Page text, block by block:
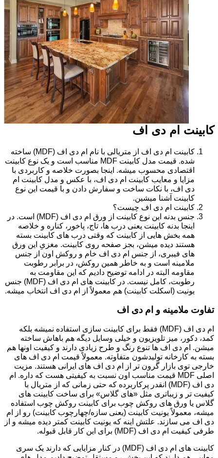
کابینت ام دی اف
کابینت ام دی اف از متریالی با نام ام دی اف (MDF) ساخته
شده. قیمت مدل کابینت MDF مناسب است و یک نوع کابینت
اقتصادی محسوب میشه. اینجا بصورت خلاصه و کاربردی با
مزایا و معایب کابینت ام دی اف، با عکس و مدل کابینت ام
دی اف، با نکات ساخت و سفارش دادن و با قیمت این نوع
کابینت آشنا میشین.
کابینت ام دی اف چیست؟
جنس بدنه این نوع کابینت از ورق ام دی اف (MDF) است. در
اینجا بدنه کابینت یعنی درب ها، تاج، پاخور، کناره و خلاصه
همه بخش هایی از کابینت که وقتی درب های کابینت بسته
هستند دیده میشن، بجز صفحه روی کابینت. مغزیِ این ورق
های فیبری، از جنس ام دی اف خام و روکش اون از جنس
ملامینه است و به خاطر همین روکش، در برابر رطوبت
مقاومه البته در ادامه توضیح دادیم که این مقاومت به
رطوبت، کامل نیست. در کابینت های ام دی اف (MDF) جنس
یونیت (اسکلت کابینت) هم معمولاً از ام دی اف انتخاب میشه.
تفاوت ملامینه و ام دی اف
ام دی اف (MDF) فقط برای کابینت سازی استفاده نمیشه بلکه
کمد، دکور، میز تلویزیون و خیلی وسایل دیگه هم باهاش ساخته
میشن. ام دی اف ها تنوع رنگ و طرح زیادی دارند و کیفیت اونها هم
بسته به کارخانه تولیدشون متفاوته. معمولاً قیمت ام دی اف های
خارجی توی بازار گرون تر از ام دی اف های ایرانی هستند. مزیت
اصلی MDF قیمت مناسب اون نسبت به کیفیتی هست که داره. ام
دی اف (MDF) انقدر پرکاربرده که حتی زمانی که از متریال با
کیفیت تر و زیباتری مثل «های گلاس» برای ساخت کابینت های
گلاس یا ورق های روکش چوب برای کابینت روکش چوب استفاده
میشه، معمولاً یونیت کابینت (یعنی سازه/چهارچوب کابینت) رو از ام
دی اف می سازند. علتش اینه که یونیت کابینت کمتر دیده میشه و از
طرفی کیفیت ام دی اف (MDF) برای این کار قابل قبوله.
کابینت های ام دی اف (MDF) در کنار مزایایی که دارند یک سری